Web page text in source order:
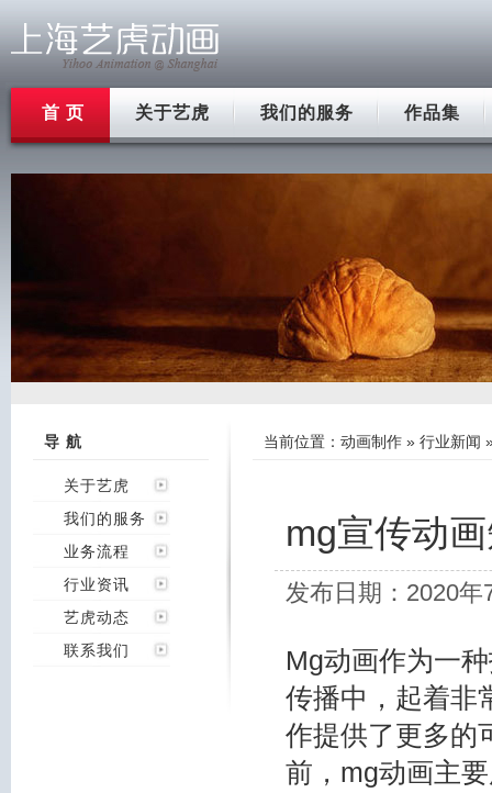
首 页 关于艺虎 我们的服务 作品集
导 航
关于艺虎
我们的服务
业务流程
行业资讯
艺虎动态
联系我们
当前位置： 动画制作 » 行业新闻
mg宣传动
发布日期：2020
Mg动画作为一
传播中，起着非
作提供了更多的
前，mg动画主